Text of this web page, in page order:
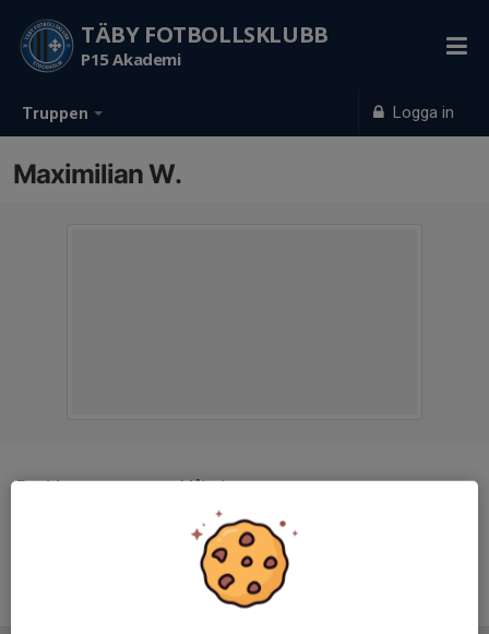
Truppen Logga in
TÄBY FOTBOLLSKLUBB
P15 Akademi
Maximilian W.
Position
Målvakt
15 år